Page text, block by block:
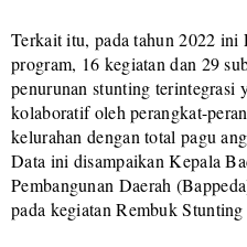
Terkait itu, pada tahun 2022 ini
program, 16 kegiatan dan 29
penurunan stunting terintegrasi
kolaboratif oleh perangkat-
kelurahan dengan total pagu
Data ini disampaikan Kepala
Pembangunan Daerah
pada kegiatan Rembuk